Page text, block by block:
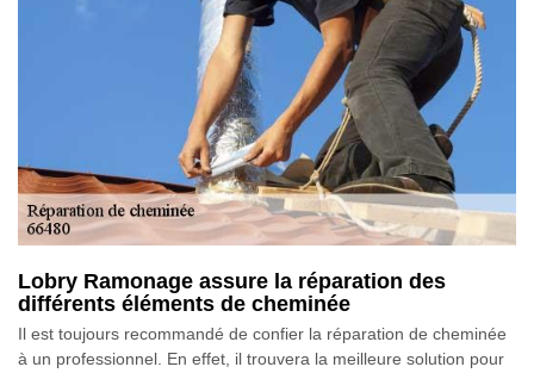
Lobry Ramonage assure la réparation des
différents éléments de cheminée
Il est toujours recommandé de confier la réparation de cheminée
à un professionnel. En effet, il trouvera la meilleure solution pour